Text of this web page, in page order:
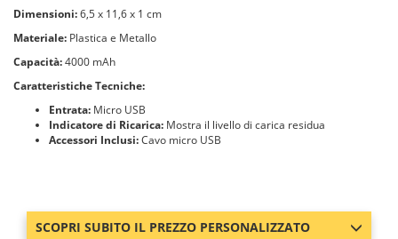
Dimensioni:6,5 x 11,6 x 1 cm
Materiale: Plastica e Metallo
Capacità:4000 mAh
Caratteristiche Tecniche:
Entrata: Micro USB
Indicatore di Ricarica: Mostra il livello di carica residua
Accessori Inclusi:Cavo micro USB
SCOPRI SUBITO IL PREZZO PERSONALIZZATO